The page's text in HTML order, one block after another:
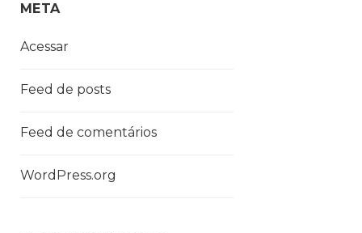
META
Acessar
Feed de posts
Feed de comentários
WordPress.org